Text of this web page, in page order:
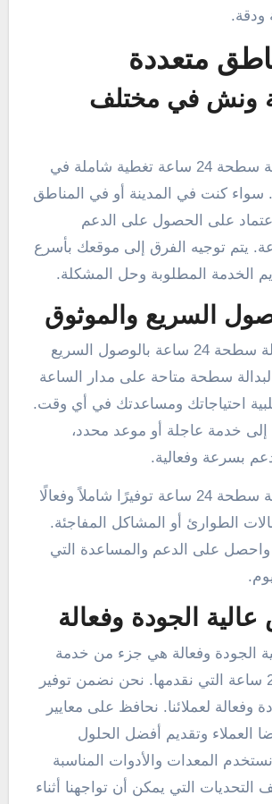
ودقة.
متعددة
ونش في مختلف
توفر خدمة البدالة سطحة 24 ساعة تغطية شاملة في
كنت في المدينة أو في المناطق
على الحصول على الدعم
يتم توجيه الفرق إلى موقعك بأسرع
الخدمة المطلوبة وحل المشكلة.
السريع والموثوق
تتميز خدمة البدالة سطحة 24 ساعة بالوصول السريع
سطحة متاحة على مدار الساعة
احتياجاتك ومساعدتك في أي وقت.
خدمة عاجلة أو موعد محدد،
بسرعة وفعالية.
توفر خدمة البدالة سطحة 24 ساعة توفيرًا شاملاً وفعالًا
الطوارئ أو المشاكل المفاجئة.
واحصل على الدعم والمساعدة التي
الجودة وفعالة
الجودة وفعالة هي جزء من خدمة
البدالة سطحة 24 ساعة التي نقدمها. نحن نضمن توفير
وفعالة لعملائنا. نحافظ على معايير
العملاء وتقديم أفضل الحلول
المعدات والأدوات المناسبة
التحديات التي يمكن أن تواجهنا أثناء